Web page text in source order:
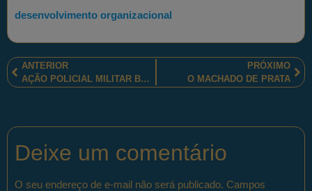
desenvolvimento organizacional
ANTERIOR
AÇÃO POLICIAL MILITAR BEM-SUCEDIDA NO RIO DE JANEIRO
PRÓXIMO
O MACHADO DE PRATA
Deixe um comentário
O seu endereço de e-mail não será publicado. Campos